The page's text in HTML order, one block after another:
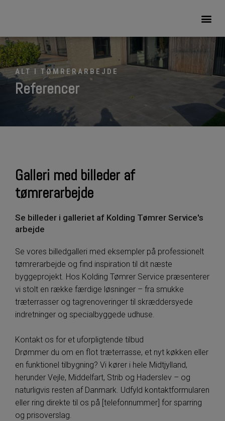
ALT I TØMRERARBEJDE
Referencer
Galleri med billeder af
tømrerarbejde
Se billeder i galleriet af Kolding Tømrer Service's
arbejde
Se vores billedgalleri med eksempler på professionelt
tømrerarbejde og find inspiration til dit næste
byggeprojekt. Hos Kolding Tømrer Service præsenterer
vi stolt en række færdige løsninger – fra smukke
træterrasser og tagrenoveringer til skræddersyede
indretninger og specialbyggede udhuse.
Kontakt os for et uforpligtende tilbud
Drømmer du om en flot træterrasse, et nyt køkken eller
en funktionel tilbygning? Vi kører i hele Midtjylland,
herunder Vejle, Middelfart, Strib og Haderslev – og
naturligvis resten af Danmark. Udfyld kontaktformularen
eller ring direkte til os på [telefonnummer] for sparring
og prisoverslag.